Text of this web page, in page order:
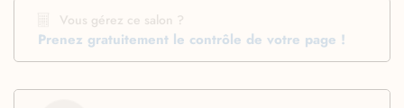
Vous gérez ce salon ?
Prenez gratuitement le contrôle de votre page !